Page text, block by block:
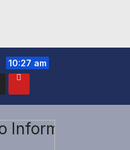
10:27 am